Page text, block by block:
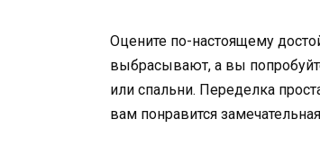
Оцените по-настоящему
выбрасывают, а вы
или спальни. Переделка
вам понравится